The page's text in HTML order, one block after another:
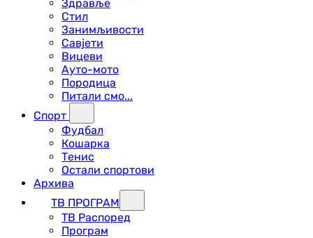
Здравље
Стил
Занимљивости
Савјети
Вицеви
Ауто-мото
Породица
Питали смо...
Спорт
Фудбал
Кошарка
Тенис
Остали спортови
Архива
ТВ ПРОГРАМ
ТВ Распоред
Програм